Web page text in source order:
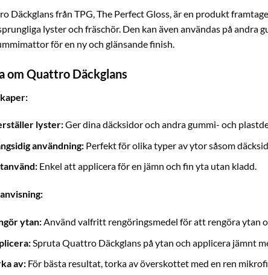
Däckglans från TPG, The Perfect Gloss, är en produkt
lyster och fräschör. Den kan även användas på andra
för en ny och glänsande finish.
om Quattro Däckglans
lyster:Ger dina däcksidor och andra gummi- och
användning: Perfekt för olika typer av ytor såsom
Enkel att applicera för en jämn och fin yta utan kladd.
ytan:Använd valfritt rengöringsmedel för att rengöra ytan
Spruta Quattro Däckglans på ytan och applicera jämnt
av: För bästa resultat, torka av överskottet med en ren